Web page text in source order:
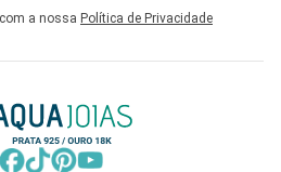
a nossa Política de Privacidade